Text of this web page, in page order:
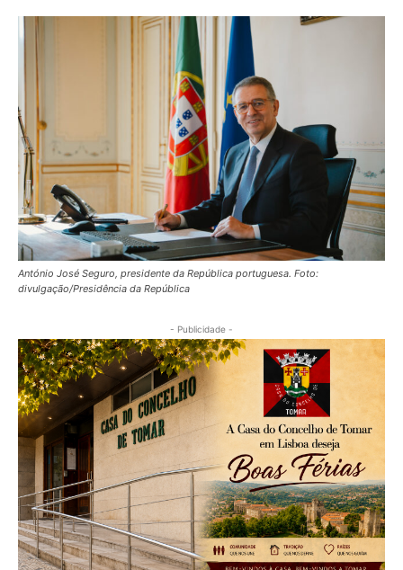
António José Seguro, presidente da República portuguesa. Foto:
divulgação/Presidência da República
- Publicidade -